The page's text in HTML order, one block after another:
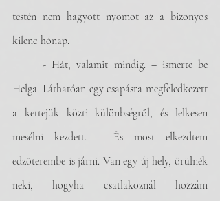
testén nem hagyott nyomot az a bizonyos
kilenc hónap.
	- Hát, valamit mindig. – ismerte be
Helga. Láthatóan egy csapásra megfeledkezett
a kettejük közti különbségről, és lelkesen
mesélni kezdett. – És most elkezdtem
edzőterembe is járni. Van egy új hely, örülnék
neki, hogyha csatlakoznál hozzám